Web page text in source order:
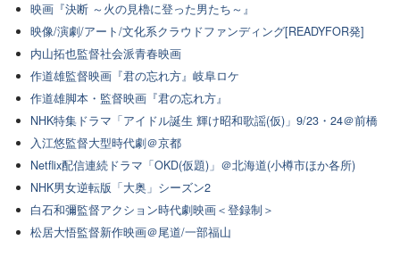
映画『決断 ～火の見櫓に登った男たち～』
映像/演劇/アート/文化系クラウドファンディング[READYFOR発]
内山拓也監督社会派青春映画
作道雄監督映画『君の忘れ方』岐阜ロケ
作道雄脚本・監督映画『君の忘れ方』
NHK特集ドラマ「アイドル誕生 輝け昭和歌謡(仮)」9/23・24＠前橋
入江悠監督大型時代劇＠京都
Netflix配信連続ドラマ「OKD(仮題)」＠北海道(小樽市ほか各所)
NHK男女逆転版「大奥」シーズン2
白石和彌監督アクション時代劇映画＜登録制＞
松居大悟監督新作映画＠尾道/一部福山